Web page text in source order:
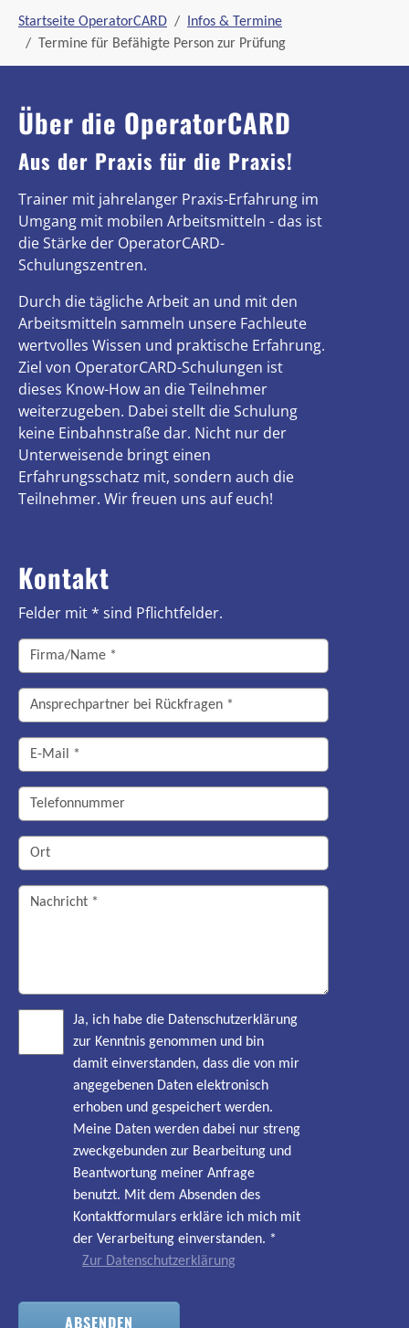
Startseite OperatorCARD
Infos & Termine
Termine für Befähigte Person zur Prüfung
Über die OperatorCARD
Aus der Praxis für die Praxis!
Trainer mit jahrelanger Praxis-Erfahrung im
Umgang mit mobilen Arbeitsmitteln - das ist
die Stärke der OperatorCARD-
Schulungszentren.
Durch die tägliche Arbeit an und mit den
Arbeitsmitteln sammeln unsere Fachleute
wertvolles Wissen und praktische Erfahrung.
Ziel von OperatorCARD-Schulungen ist
dieses Know-How an die Teilnehmer
weiterzugeben. Dabei stellt die Schulung
keine Einbahnstraße dar. Nicht nur der
Unterweisende bringt einen
Erfahrungsschatz mit, sondern auch die
Teilnehmer. Wir freuen uns auf euch!
Kontakt
Felder mit * sind Pflichtfelder.
Ja, ich habe die Datenschutzerklärung
zur Kenntnis genommen und bin
damit einverstanden, dass die von mir
angegebenen Daten elektronisch
erhoben und gespeichert werden.
Meine Daten werden dabei nur streng
zweckgebunden zur Bearbeitung und
Beantwortung meiner Anfrage
benutzt. Mit dem Absenden des
Kontaktformulars erkläre ich mich mit
der Verarbeitung einverstanden. *
Zur Datenschutzerklärung
ABSENDEN